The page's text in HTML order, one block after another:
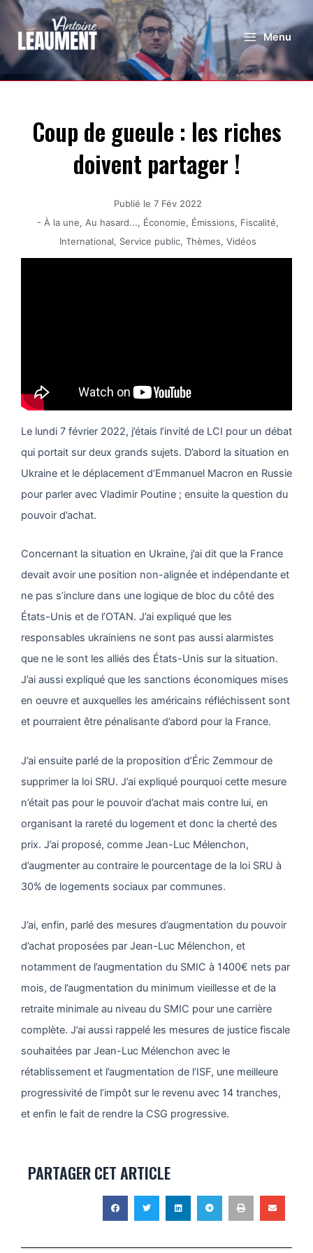
Menu
Coup de gueule : les riches
doivent partager !
Publié le 7 Fév 2022
- À la une, Au hasard..., Économie, Émissions, Fiscalité,
International, Service public, Thèmes, Vidéos
Le lundi 7 février 2022, j’étais l’invité de LCI pour un débat
qui portait sur deux grands sujets. D’abord la situation en
Ukraine et le déplacement d’Emmanuel Macron en Russie
pour parler avec Vladimir Poutine ; ensuite la question du
pouvoir d’achat.
Concernant la situation en Ukraine, j’ai dit que la France
devait avoir une position non-alignée et indépendante et
ne pas s’inclure dans une logique de bloc du côté des
États-Unis et de l’OTAN. J’ai expliqué que les
responsables ukrainiens ne sont pas aussi alarmistes
que ne le sont les alliés des États-Unis sur la situation.
J’ai aussi expliqué que les sanctions économiques mises
en oeuvre et auxquelles les américains réfléchissent sont
et pourraient être pénalisante d’abord pour la France.
J’ai ensuite parlé de la proposition d’Éric Zemmour de
supprimer la loi SRU. J’ai expliqué pourquoi cette mesure
n’était pas pour le pouvoir d’achat mais contre lui, en
organisant la rareté du logement et donc la cherté des
prix. J’ai proposé, comme Jean-Luc Mélenchon,
d’augmenter au contraire le pourcentage de la loi SRU à
30% de logements sociaux par communes.
J’ai, enfin, parlé des mesures d’augmentation du pouvoir
d’achat proposées par Jean-Luc Mélenchon, et
notamment de l’augmentation du SMIC à 1400€ nets par
mois, de l’augmentation du minimum vieillesse et de la
retraite minimale au niveau du SMIC pour une carrière
complète. J’ai aussi rappelé les mesures de justice fiscale
souhaitées par Jean-Luc Mélenchon avec le
rétablissement et l’augmentation de l’ISF, une meilleure
progressivité de l’impôt sur le revenu avec 14 tranches,
et enfin le fait de rendre la CSG progressive.
PARTAGER CET ARTICLE